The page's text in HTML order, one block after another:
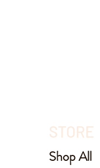
STORE
Shop All